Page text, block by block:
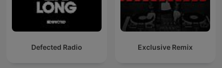
Defected Radio Exclusive Remix